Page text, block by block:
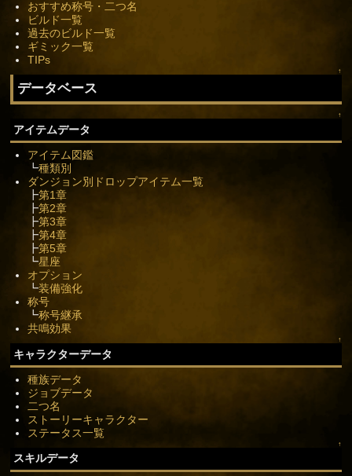
おすすめ称号・二つ名
ビルド一覧
過去のビルド一覧
ギミック一覧
TIPs
↑
データベース
↑
アイテムデータ
アイテム図鑑
┗種類別
ダンジョン別ドロップアイテム一覧
┣第1章
┣第2章
┣第3章
┣第4章
┣第5章
┗星座
オプション
┗装備強化
称号
┗称号継承
共鳴効果
↑
キャラクターデータ
種族データ
ジョブデータ
二つ名
ストーリーキャラクター
ステータス一覧
↑
スキルデータ